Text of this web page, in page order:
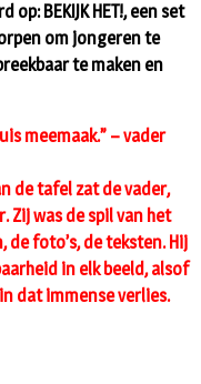
BEKIJK HET!, een set
om jongeren te
te maken en
meemaak.” – vader
de tafel zat de vader,
Zij was de spil van het
de foto’s, de teksten. Hij
in elk beeld, alsof
dat immense verlies.